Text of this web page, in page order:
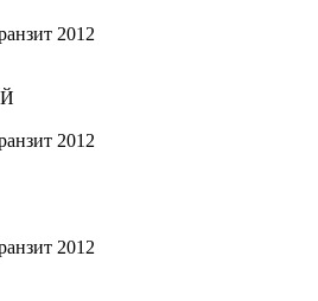
2012
2012
2012